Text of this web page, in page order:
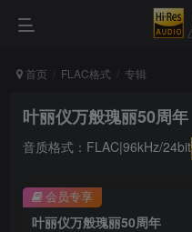
首页 FLAC格式 专辑
叶丽仪万般瑰丽50周年
音质格式：FLAC|96kHz/24bit
叶丽仪万般瑰丽50周年
会员专享